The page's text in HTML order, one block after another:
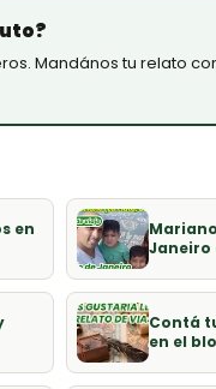
Mandános tu relato
en
Janeiro
Contá
en el